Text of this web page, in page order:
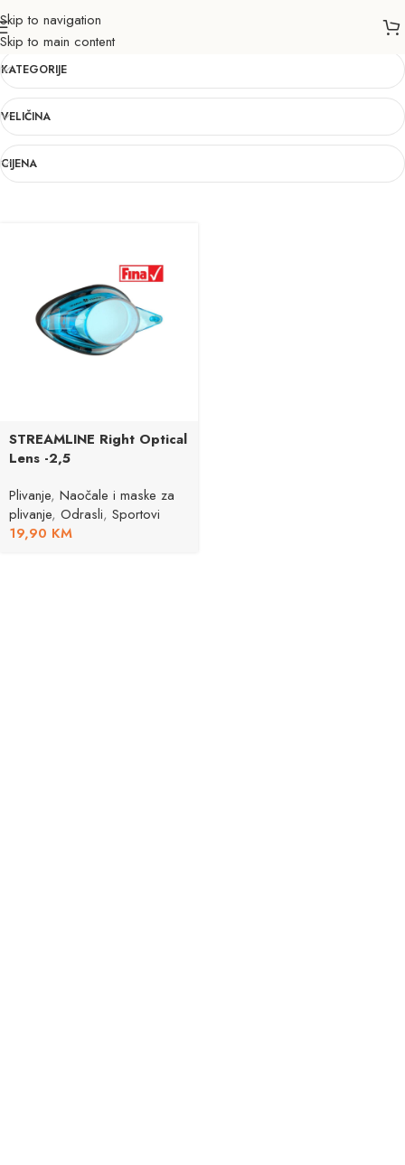
Skip to navigation
Skip to main content
-7
KATEGORIJE
VELIČINA
CIJENA
STREAMLINE Right Optical
Lens -2,5
Plivanje, Naočale i maske za
plivanje, Odrasli, Sportovi
19,90 KM